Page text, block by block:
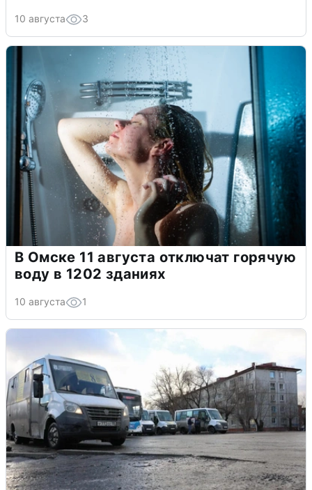
10 августа 3
В Омске 11 августа отключат горячую
воду в 1202 зданиях
10 августа 1